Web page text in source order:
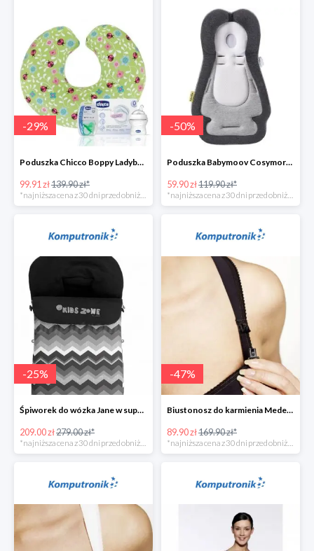
-29%
Poduszka Chicco Boppy Ladybug Lane+wyprawkaw super cenie
99.91 zł139.90 zł*
-50%
Poduszka Babymoov Cosymorpho w super cenie
59.90 zł119.90 zł*
-25%
Śpiworek do wózka Jane w super cenie
209.00 zł279.00 zł*
*najniższa cena z 30 dni przed obniżką
-47%
Biustonosz do karmienia Medela CINDY w super cenie
89.90 zł169.90 zł*
*najniższa cena z 30 dni przed obniżką